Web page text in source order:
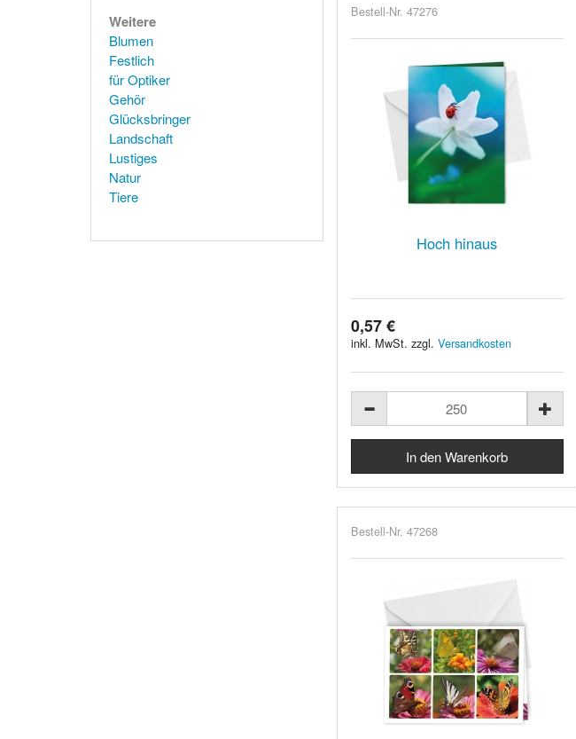
Bestell-Nr. 47276
Hoch hinaus
0,57 €
inkl. MwSt. zzgl. Versandkosten
Bestell-Nr. 47268
Weitere
Blumen
Festlich
für Optiker
Gehör
Glücksbringer
Landschaft
Lustiges
Natur
Tiere